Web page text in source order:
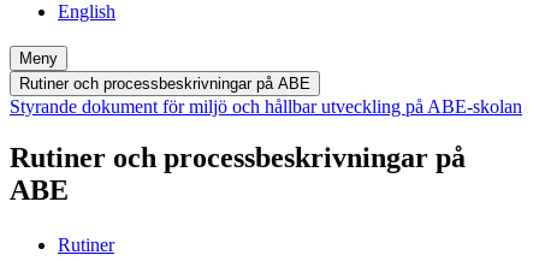
English
Meny
Rutiner och processbeskrivningar på ABE
Styrande dokument för miljö och hållbar utveckling på ABE-skolan
Rutiner och processbeskrivningar på
ABE
Rutiner